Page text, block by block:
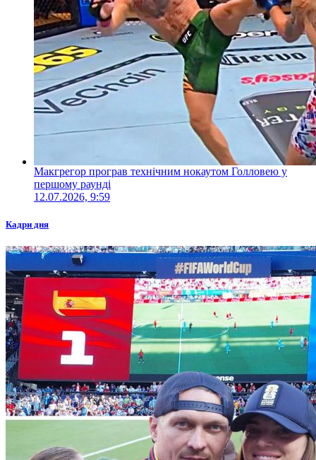
Макгрегор програв технічним нокаутом Голловею у
першому раунді
12.07.2026, 9:59
Кадри дня